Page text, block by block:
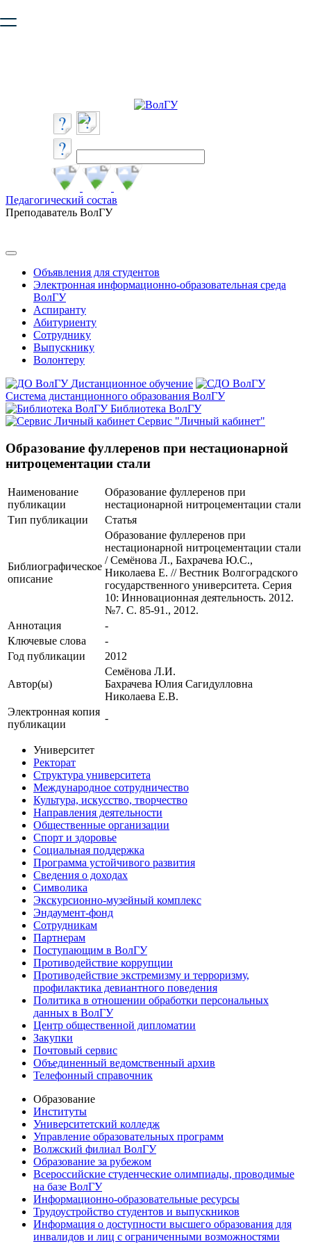
безопасную работу с сайтом. Пожалуйста
Педагогический состав
Преподаватель ВолГУ
Объявления для студентов
Электронная информационно-образовательная среда
ВолГУ
Аспиранту
Абитуриенту
Сотруднику
Выпускнику
Волонтеру
Дистанционное обучение
Система дистанционного образования ВолГУ
Библиотека ВолГУ
Сервис "Личный кабинет"
Образование фуллеренов при нестационарной
нитроцементации стали
Наименование
публикации
Образование фуллеренов при
нестационарной нитроцементации стали
Тип публикации
Статья
Библиографическое
описание
Образование фуллеренов при
нестационарной нитроцементации стали
/ Семёнова Л., Бахрачева Ю.С.,
Николаева Е. // Вестник Волгоградского
государственного университета. Серия
10: Инновационная деятельность. 2012.
№7. С. 85-91., 2012.
Аннотация
-
Ключевые cлова
-
Год публикации
2012
Автор(ы)
Семёнова Л.И.
Бахрачева Юлия Сагидулловна
Николаева Е.В.
Электронная копия
публикации
-
Университет
Ректорат
Структура университета
Международное сотрудничество
Культура, искусство, творчество
Направления деятельности
Общественные организации
Спорт и здоровье
Социальная поддержка
Программа устойчивого развития
Сведения о доходах
Символика
Экскурсионно-музейный комплекс
Эндаумент-фонд
Сотрудникам
Партнерам
Поступающим в ВолГУ
Противодействие коррупции
Противодействие экстремизму и терроризму,
профилактика девиантного поведения
Политика в отношении обработки персональных
данных в ВолГУ
Центр общественной дипломатии
Закупки
Почтовый сервис
Объединенный ведомственный архив
Телефонный справочник
Образование
Институты
Университетский колледж
Управление образовательных программ
Волжский филиал ВолГУ
Образование за рубежом
Всероссийские студенческие олимпиады, проводимые
на базе ВолГУ
Информационно-образовательные ресурсы
Трудоустройство студентов и выпускников
Информация о доступности высшего образования для
инвалидов и лиц с ограниченными возможностями